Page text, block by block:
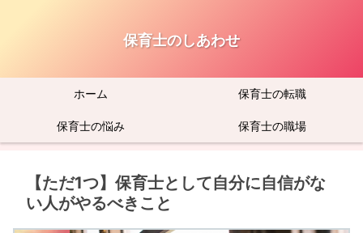
保育士のしあわせ
ホーム 保育士の転職
保育士の悩み 保育士の職場
【ただ1つ】保育士として自分に自信がな
い人がやるべきこと